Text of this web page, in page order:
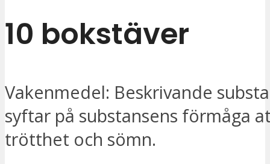
10 bokstäver
Vakenmedel: Beskrivande
syftar på substansens förmåga
trötthet och sömn.